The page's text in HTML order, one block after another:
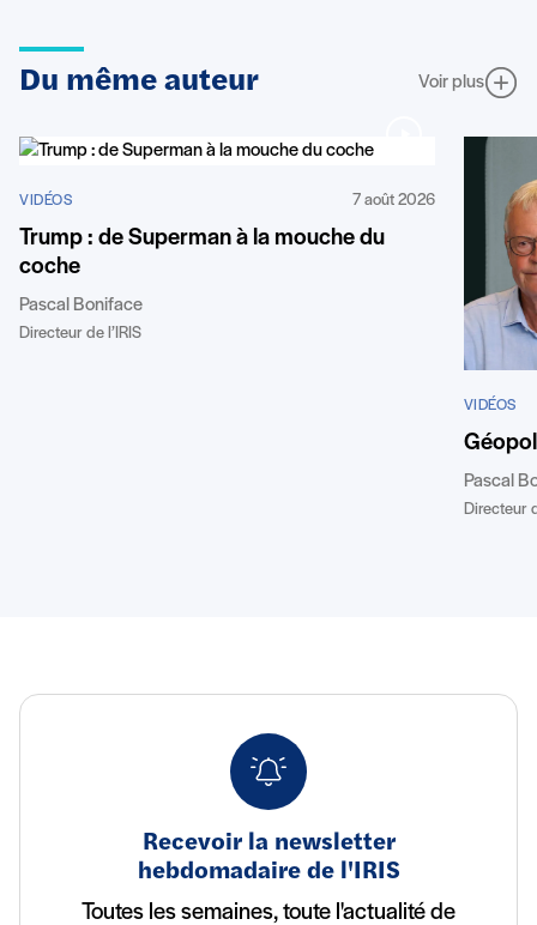
Du même auteur Voir plus
VIDÉOS 7 août 2026
Trump : de Superman à la mouche du
coche
Pascal Boniface
Directeur de l’IRIS
VIDÉOS
Pascal
Directeur
Recevoir la newsletter
hebdomadaire de l'IRIS
Toutes les semaines, toute l'actualité de